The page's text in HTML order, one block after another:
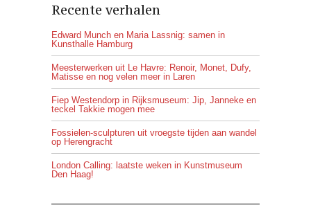
Recente verhalen
Edward Munch en Maria Lassnig: samen in
Kunsthalle Hamburg
Meesterwerken uit Le Havre: Renoir, Monet, Dufy,
Matisse en nog velen meer in Laren
Fiep Westendorp in Rijksmuseum: Jip, Janneke en
teckel Takkie mogen mee
Fossielen-sculpturen uit vroegste tijden aan wandel
op Herengracht
London Calling: laatste weken in Kunstmuseum
Den Haag!